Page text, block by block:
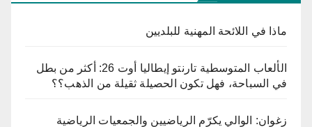
ماذا في اللائحة المهنية للبلديين
الألعاب المتوسطية تارنتو إيطاليا أوت 26: أكثر من بطل
في السباحة، فهل تكون الحصيلة ثقيلة من الذهب؟؟
زغوان: الوالي يكرّم الرياضيين والجمعيات الرياضية